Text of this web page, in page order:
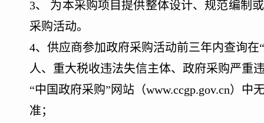
3、
为本采购项目提供整体设计、规范编制
采购活动。
4、 供应商参加政府采购活动前三年内查询在
人、重大税收违法失信主体、政府采购严重
“中国政府采购”网站（www.ccgp.gov.cn） 中
准；